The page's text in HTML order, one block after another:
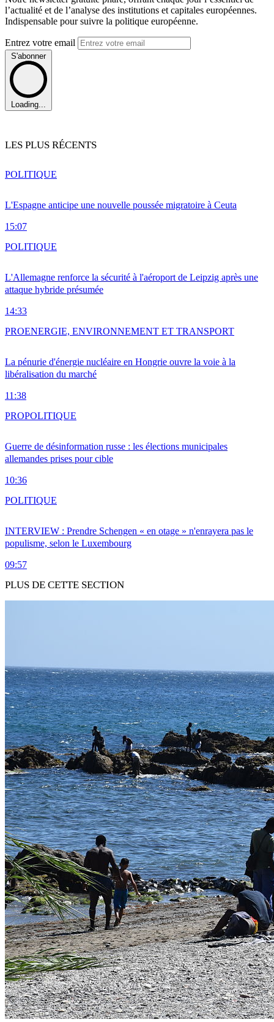
l’actualité et de l’analyse des institutions et capitales européennes.
Indispensable pour suivre la politique européenne.
Entrez votre email
S'abonner
Loading...
LES PLUS RÉCENTS
L'Espagne anticipe une nouvelle poussée migratoire à Ceuta
15:07
POLITIQUE
L'Allemagne renforce la sécurité à l'aéroport de Leipzig après une
attaque hybride présumée
14:33
POLITIQUE
La pénurie d'énergie nucléaire en Hongrie ouvre la voie à la
libéralisation du marché
11:38
PROENERGIE, ENVIRONNEMENT ET TRANSPORT
Guerre de désinformation russe : les élections municipales
allemandes prises pour cible
10:36
PROPOLITIQUE
INTERVIEW : Prendre Schengen « en otage » n'enrayera pas le
populisme, selon le Luxembourg
09:57
POLITIQUE
PLUS DE CETTE SECTION